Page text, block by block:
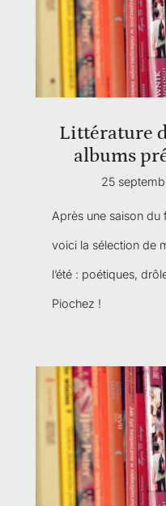
Littérature
albums
25
Après une saison du
voici la sélection de
l’été : poétiques,
Piochez !